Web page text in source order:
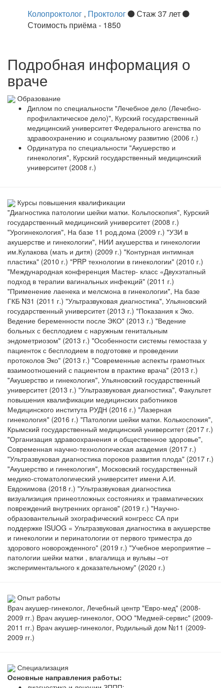
Колопроктолог , Проктолог
Стаж 37 лет
Стоимость приёма - 1850
Подробная информация о
враче
Образование
Диплом по специальности "Лечебное дело (Лечебно-
профилактическое дело)", Курский государственный
медицинский университет Федерального агенства по
здравоохранению и социальному развитию (2006 г.)
Ординатура по специальности "Акушерство и
гинекология", Курский государственный медицинский
университет (2008 г.)
Курсы повышения квалификации
"Диагностика патологии шейки матки. Кольпоскопия", Курский
государственный медицинский университет (2008 г.)
"Урогинекология", На базе 11 род.дома (2009 г.) "УЗИ в
акушерстве и гинекологии", НИИ акушерства и гинекологии
им.Кулакова (мать и дитя) (2009 г.) "Контурная интимная
пластика" (2010 г.) "PRP технологии в гинекологии" (2010 г.)
"Международная конференция Мастер- класс «Двухэтапный
подход в терапии вагинальных инфекций" (2011 г.)
"Применение лаенека и мелсмона в гинекологии", На базе
ГКБ N31 (2011 г.) "Ультразвуковая диагностика", Ульяновский
государственный университет (2013 г.) "Показания к Эко.
Ведение беременности после ЭКО" (2013 г.) "Ведение
больных с бесплодием с наружным генитальным
эндометриозом" (2013 г.) "Особенности системы гемостаза у
пациенток с бесплодием в подготовке и проведении
протоколов Эко" (2013 г.) "Современные аспекты грамотных
взаимоотношений с пациентом в практике врача" (2013 г.)
"Акушерство и гинекология", Ульяновский государственный
университет (2013 г.) "Ультразвуковая диагностика", Факультет
повышения квалификации медицинских работников
Медицинского института РУДН (2016 г.) "Лазерная
гинекология" (2016 г.) "Патологии шейки матки. Колькоспокия",
Крымский государственный медицинский университет (2017 г.)
"Организация здравоохранения и общественное здоровье",
Современная научно-технологическая академия (2017 г.)
"Ультразвуковая диагностика пороков развития плода" (2017 г.)
"Акушерство и гинекология", Московский государственный
медико-стоматологический университет имени А.И.
Евдокимова (2018 г.) "Ультразвуковая диагностика
визуализиция принеотложных состояниях и травматических
повреждений внутренних органов" (2019 г.) "Научно-
образовантельный эхографический конгресс СА при
поддержке ISUOG « Ультразвуковая диагностика в акушерстве
и гинекологии и перинатологии от первого триместра до
здорового новорожденного" (2019 г.) "Учебное мероприятие –
патологии шейки матки , влагалища и вульвы –от
экспериментального к доказательному" (2020 г.)
Опыт работы
Врач акушер-гинеколог, Лечебный центр "Евро-мед" (2008-
2009 гг.) Врач акушер-гинеколог, ООО "Медмей-сервис" (2009-
2011 гг.) Врач акушер-гинеколог, Родильный дом №11 (2009-
2009 гг.)
Специализация
Основные направления работы: